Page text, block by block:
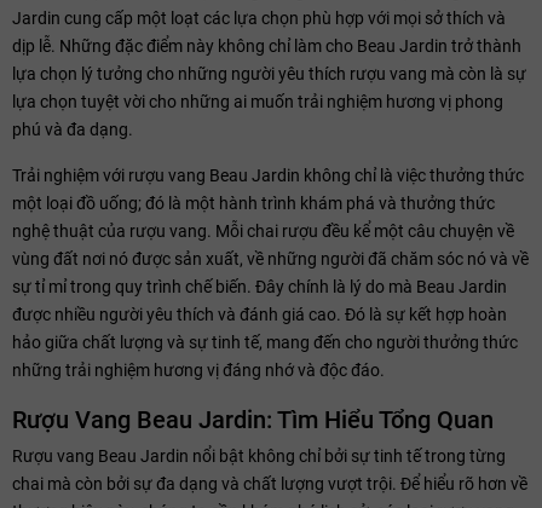
Jardin cung cấp một loạt các lựa chọn phù hợp với mọi sở thích và
dịp lễ. Những đặc điểm này không chỉ làm cho Beau Jardin trở thành
lựa chọn lý tưởng cho những người yêu thích rượu vang mà còn là sự
lựa chọn tuyệt vời cho những ai muốn trải nghiệm hương vị phong
phú và đa dạng.
Trải nghiệm với rượu vang Beau Jardin không chỉ là việc thưởng thức
một loại đồ uống; đó là một hành trình khám phá và thưởng thức
nghệ thuật của rượu vang. Mỗi chai rượu đều kể một câu chuyện về
vùng đất nơi nó được sản xuất, về những người đã chăm sóc nó và về
sự tỉ mỉ trong quy trình chế biến. Đây chính là lý do mà Beau Jardin
được nhiều người yêu thích và đánh giá cao. Đó là sự kết hợp hoàn
hảo giữa chất lượng và sự tinh tế, mang đến cho người thưởng thức
những trải nghiệm hương vị đáng nhớ và độc đáo.
Rượu Vang Beau Jardin: Tìm Hiểu Tổng Quan
Rượu vang Beau Jardin nổi bật không chỉ bởi sự tinh tế trong từng
chai mà còn bởi sự đa dạng và chất lượng vượt trội. Để hiểu rõ hơn về